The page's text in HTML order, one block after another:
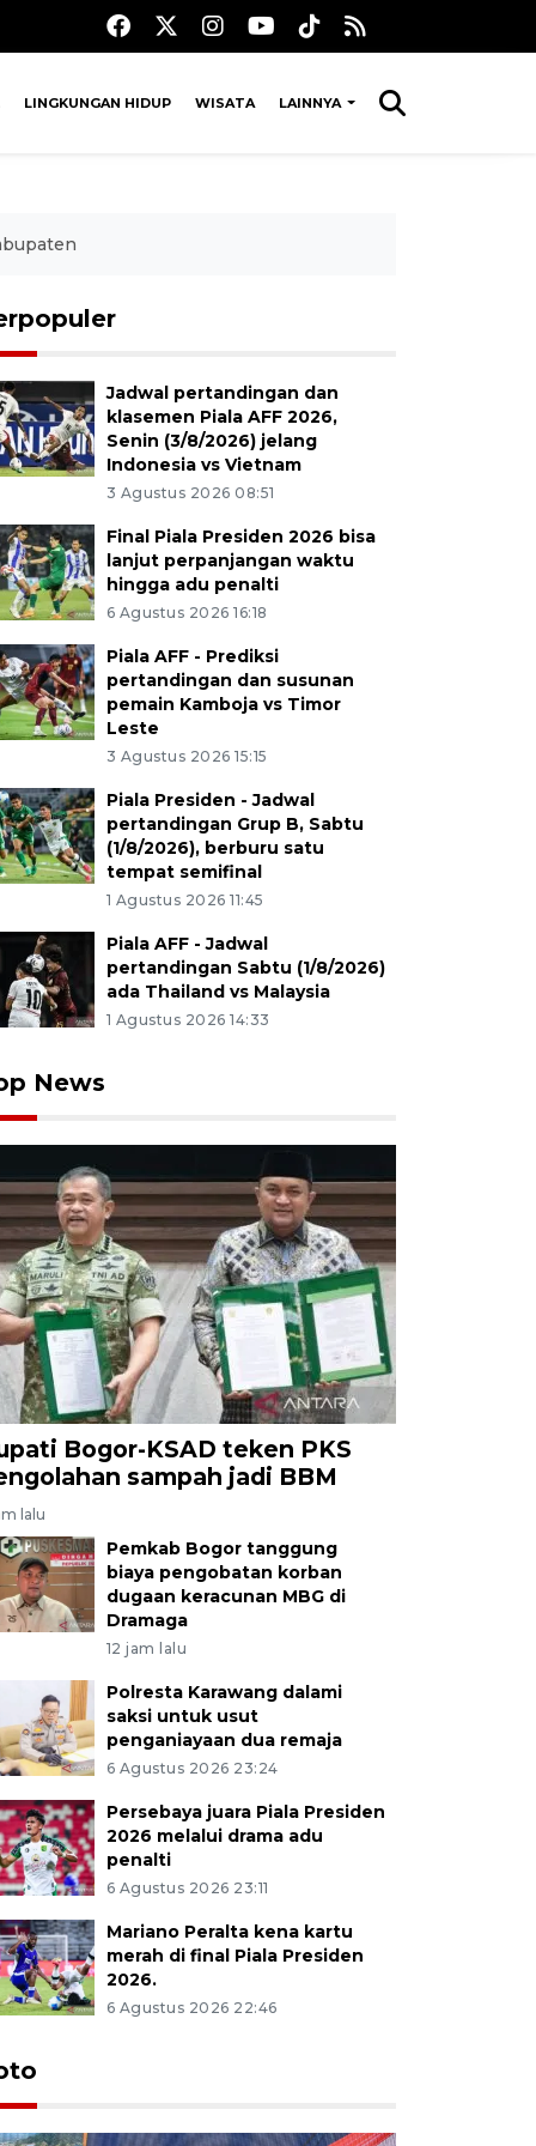
LINGKUNGAN HIDUP WISATA LAINNYA
Jadwal pertandingan dan
klasemen Piala AFF 2026,
Senin (3/8/2026) jelang
Indonesia vs Vietnam
3 Agustus 2026 08:51
Final Piala Presiden 2026 bisa
lanjut perpanjangan waktu
hingga adu penalti
6 Agustus 2026 16:18
Piala AFF - Prediksi
pertandingan dan susunan
pemain Kamboja vs Timor
Leste
3 Agustus 2026 15:15
Piala Presiden - Jadwal
pertandingan Grup B, Sabtu
(1/8/2026), berburu satu
tempat semifinal
1 Agustus 2026 11:45
Piala AFF - Jadwal
pertandingan Sabtu (1/8/2026)
ada Thailand vs Malaysia
1 Agustus 2026 14:33
News
Bogor-KSAD teken PKS
sampah jadi BBM
lalu
Pemkab Bogor tanggung
biaya pengobatan korban
dugaan keracunan MBG di
Dramaga
12 jam lalu
Polresta Karawang dalami
saksi untuk usut
penganiayaan dua remaja
6 Agustus 2026 23:24
Persebaya juara Piala Presiden
2026 melalui drama adu
penalti
6 Agustus 2026 23:11
Mariano Peralta kena kartu
merah di final Piala Presiden
2026.
6 Agustus 2026 22:46